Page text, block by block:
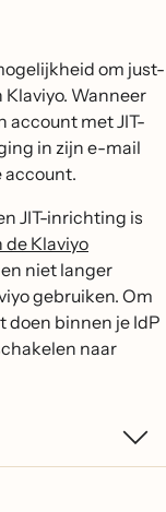
om just-
Wanneer
account met JIT-
in zijn e-mail
account.
JIT-inrichting is
de Klaviyo
niet langer
gebruiken. Om
doen binnen je IdP
naar